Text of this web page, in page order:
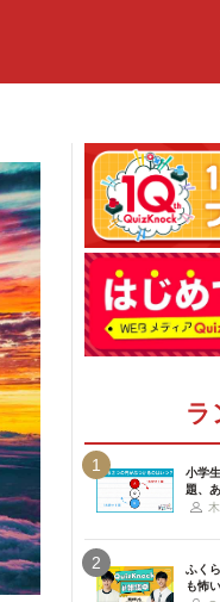
ラ
1
小学
題、
2
ふく
も怖